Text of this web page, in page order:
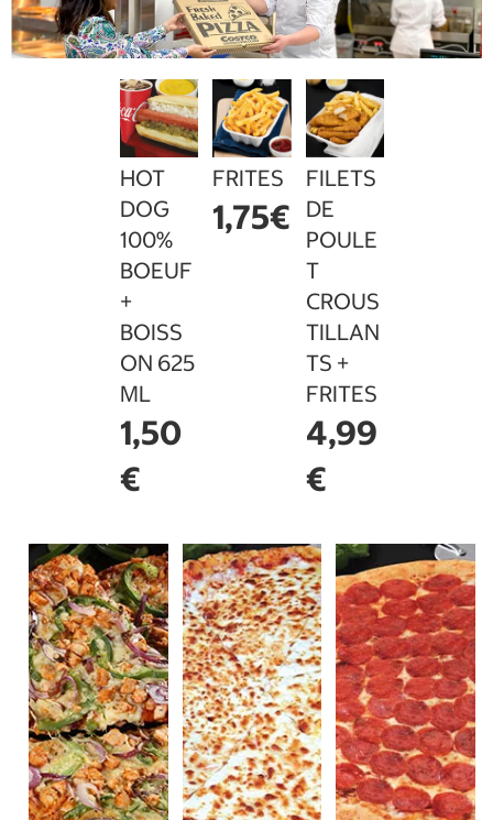
HOT
DOG
100%
BOEUF
+
BOISS
ON 625
ML
1,50
€
FRITES
1,75€
FILETS
DE
POULE
T
CROUS
TILLAN
TS +
FRITES
4,99
€